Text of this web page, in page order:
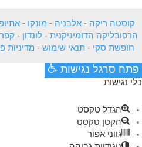
קוסטה ריקה -אלבניה - מונקו -
הרפובליקה הדומיניקנית -לונדון -
חופשת סקי -תנאי שימוש - מדיניות
פתח סרגל נגישות
כלי נגישות
הגדל טקסט
הקטן טקסט
גווני אפור